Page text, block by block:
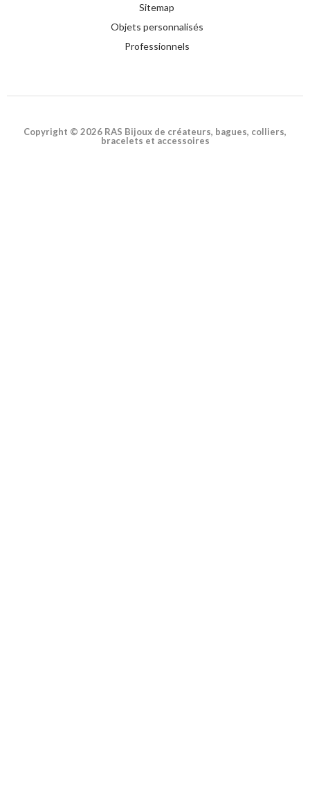
Sitemap
Objets personnalisés
Professionnels
Copyright © 2026 RAS Bijoux de créateurs, bagues, colliers,
bracelets et accessoires